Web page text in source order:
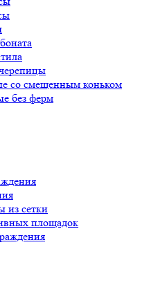
со смещенным коньком
без ферм
из сетки
площадок